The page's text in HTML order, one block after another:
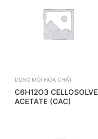
DUNG MÔI HÓA CHẤT
C6H12O3­ CELLOSOLVE
ACETATE (CAC)